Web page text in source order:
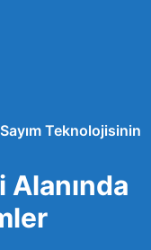
Teknolojisinin